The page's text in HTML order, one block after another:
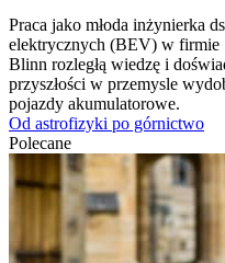
Praca jako młoda inżynierka
elektrycznych (BEV) w firmie
Blinn rozległą wiedzę i
przyszłości w przemysle
pojazdy akumulatorowe.
Od astrofizyki po górnictwo
Polecane